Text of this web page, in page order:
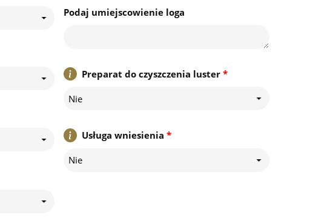
Podaj umiejscowienie loga
*
Preparat do czyszczenia luster
Nie
*
Usługa wniesienia
Nie